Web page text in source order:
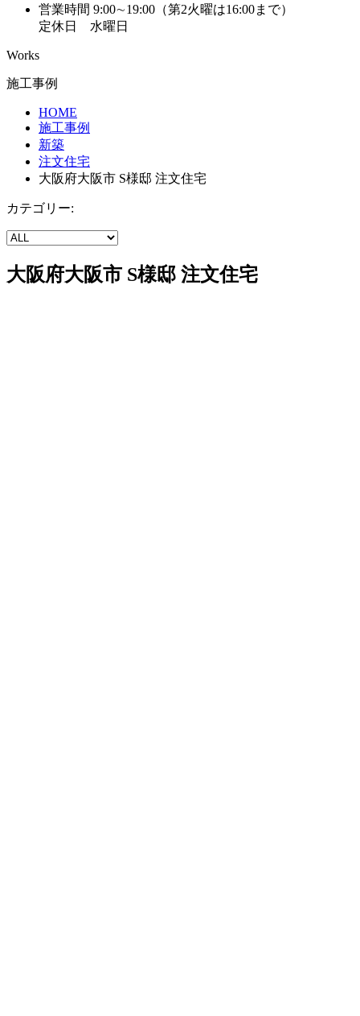
営業時間 9:00∼19:00（第2火曜は16:00まで）
定休日 水曜日
Works
施工事例
HOME
施工事例
新築
注文住宅
大阪府大阪市 S様邸 注文住宅
カテゴリー:
大阪府大阪市 S様邸 注文住宅